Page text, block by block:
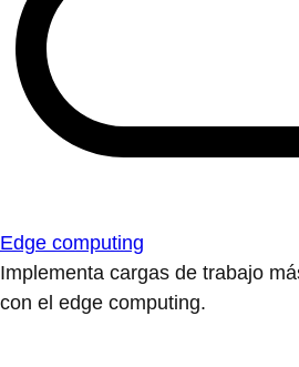
Edge computing
Implementa cargas de trabajo
con el edge computing.